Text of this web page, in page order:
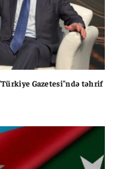
Gazetesi"ndə təhrif